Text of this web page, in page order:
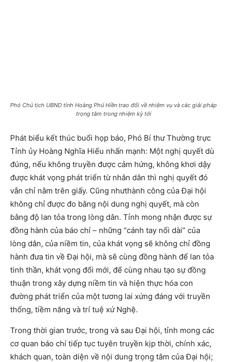
Phó Chủ tịch UBND tỉnh Hoàng Phú Hiền trao đổi về nhiệm vụ và các giải pháp
trọng tâm trong nhiệm kỳ tới
Phát biểu kết thúc buổi họp báo, Phó Bí thư Thường trực
Tỉnh ủy Hoàng Nghĩa Hiếu nhấn mạnh: Một nghị quyết dù
đúng, nếu không truyền được cảm hứng, không khơi dậy
được khát vọng phát triển từ nhân dân thì nghị quyết đó
vẫn chỉ nằm trên giấy. Cũng nhưthành công của Đại hội
không chỉ được đo bằng nội dung nghị quyết, mà còn
bằng độ lan tỏa trong lòng dân. Tỉnh mong nhận được sự
đồng hành của báo chí – những “cánh tay nối dài” của
lòng dân, của niềm tin, của khát vọng sẽ không chỉ đồng
hành đưa tin về Đại hội, mà sẽ cùng đồng hành để lan tỏa
tinh thần, khát vọng đổi mới, để cùng nhau tạo sự đồng
thuận trong xây dựng niềm tin và hiện thực hóa con
đường phát triển của một tương lai xứng đáng với truyền
thống, tiềm năng và trí tuệ xứ Nghệ.
Trong thời gian trước, trong và sau Đại hội, tỉnh mong các
cơ quan báo chí tiếp tục tuyên truyền kịp thời, chính xác,
khách quan, toàn diện về nội dung trọng tâm của Đại hội;